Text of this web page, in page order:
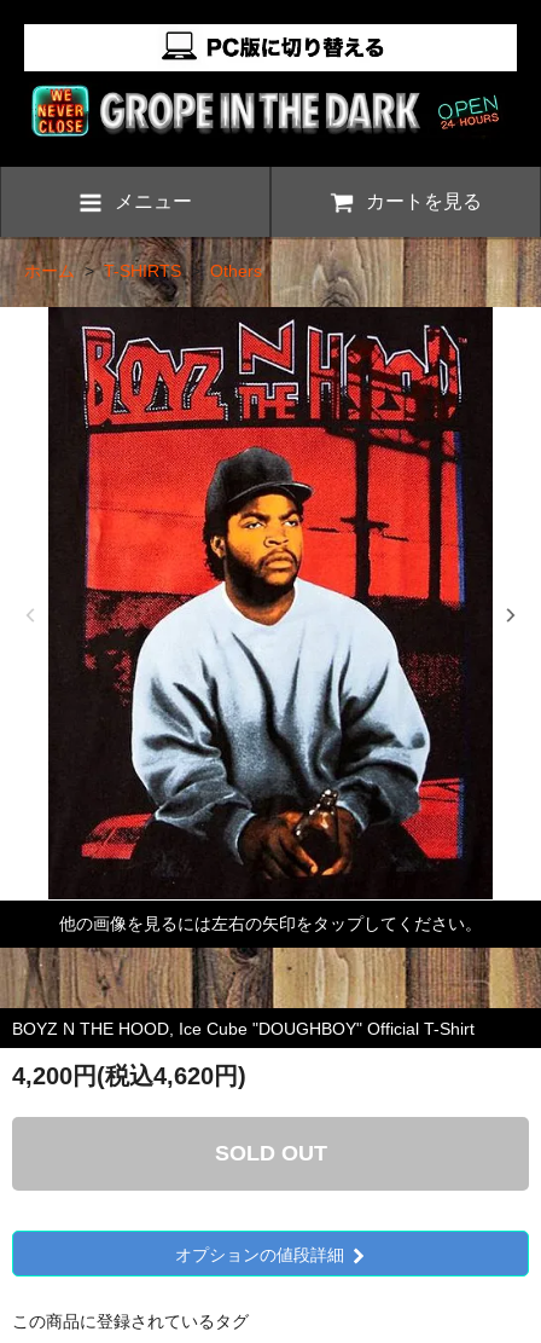
メニュー カートを見る
ホーム>T-SHIRTS>Others
他の画像を見るには左右の矢印をタップしてください。
BOYZ N THE HOOD, Ice Cube "DOUGHBOY" Official T-Shirt
4,200円(税込4,620円)
SOLD OUT
オプションの値段詳細
この商品に登録されているタグ